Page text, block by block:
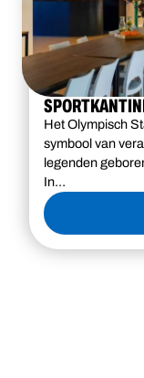
Het Olympisch
symbool van
legenden
In…